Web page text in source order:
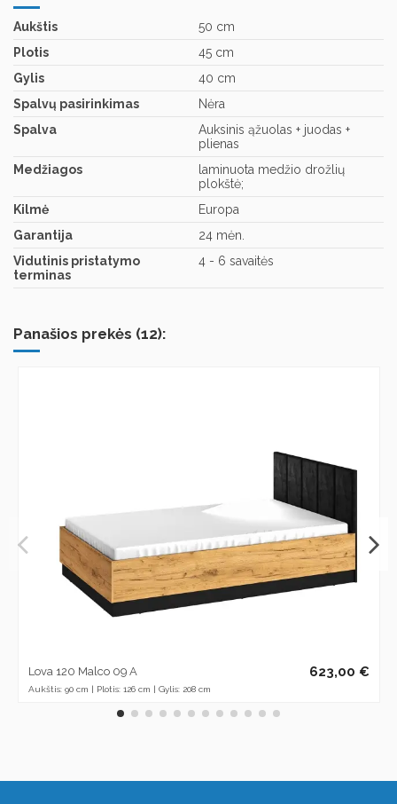
Aukštis
50 cm
Plotis
45 cm
Gylis
40 cm
Spalvų pasirinkimas
Nėra
Spalva
Auksinis ąžuolas + juodas +
plienas
Medžiagos
laminuota medžio drožlių
plokštė;
Kilmė
Europa
Garantija
24 mėn.
Vidutinis pristatymo
terminas
4 - 6 savaitės
Panašios prekės (12):
Lova 120 Malco 09 A
Aukštis: 90 cm | Plotis: 126 cm | Gylis: 208 cm
623,00 €